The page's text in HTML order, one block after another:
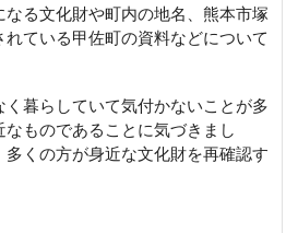
る文化財や町内の地名、熊本市塚
ている甲佐町の資料などについて
暮らしていて気付かないことが多
ものであることに気づきまし
くの方が身近な文化財を再確認す